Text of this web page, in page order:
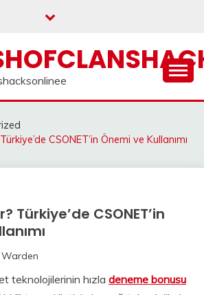
CSONET’in Önemi ve Kullanımı
Türkiye’de CSONET’in
Warden
teknolojilerinin hızla deneme bonusu